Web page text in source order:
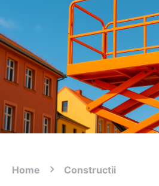
Home Constructii